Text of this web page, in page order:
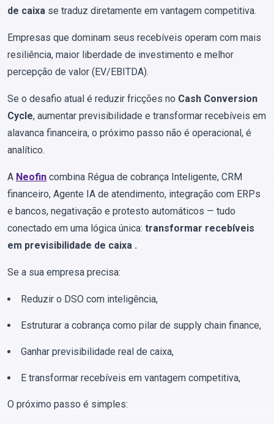
de caixa se traduz diretamente em vantagem competitiva.
Empresas que dominam seus recebíveis operam com mais
resiliência, maior liberdade de investimento e melhor
percepção de valor (EV/EBITDA).
Se o desafio atual é reduzir fricções no Cash Conversion
Cycle, aumentar previsibilidade e transformar recebíveis em
alavanca financeira, o próximo passo não é operacional, é
analítico.
A Neofin combina Régua de cobrança Inteligente, CRM
financeiro, Agente IA de atendimento, integração com ERPs
e bancos, negativação e protesto automáticos — tudo
conectado em uma lógica única: transformar recebíveis
em previsibilidade de caixa .
Se a sua empresa precisa:
Reduzir o DSO com inteligência,
Estruturar a cobrança como pilar de supply chain finance,
Ganhar previsibilidade real de caixa,
E transformar recebíveis em vantagem competitiva,
O próximo passo é simples: